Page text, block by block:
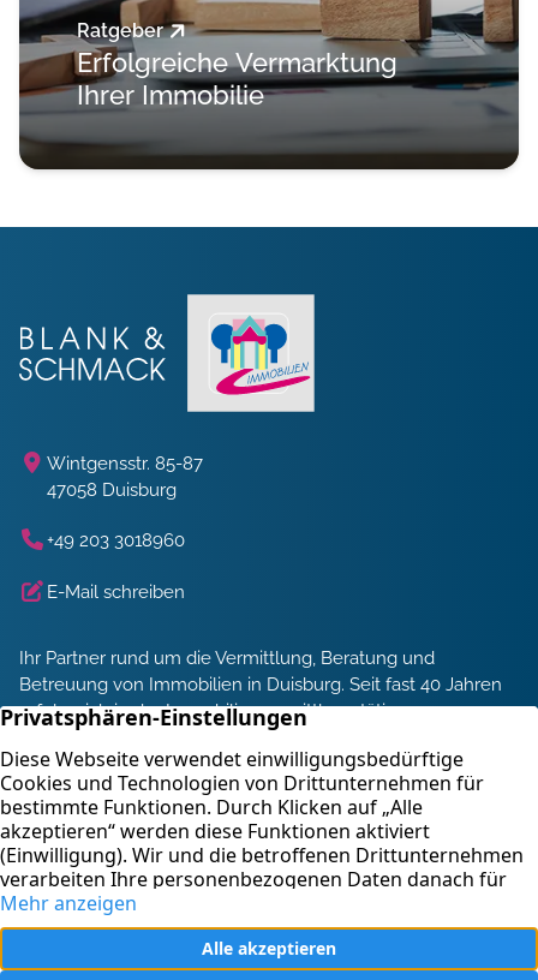
Ratgeber
Erfolgreiche Vermarktung
Ihrer Immobilie
Wintgensstr. 85-87
47058 Duisburg
+49 203 3018960
E-Mail schreiben
Ihr Partner rund um die Vermittlung, Beratung und
Betreuung von Immobilien in Duisburg. Seit fast 40 Jahren
erfolgreich in der Immobilienvermittlung tätig.
Energieberatung und Service
Immobilienbewertung
Kontakt